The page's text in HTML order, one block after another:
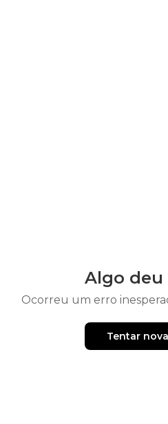
Algo deu
Ocorreu um erro
Tentar